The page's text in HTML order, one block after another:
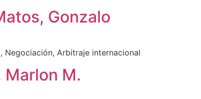
Gonzalo
Negociación, Arbitraje internacional
Marlon M.